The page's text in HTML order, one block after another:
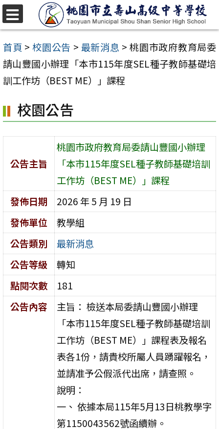
跳
至
主
要
內
區
首頁 > 校園公告 > 最新消息 > 桃園市政府教育局委
請山豐國小辦理「本市115年度SEL種子教師基礎培
訓工作坊（BEST ME）」課程
校園公告
公告主旨
桃園市政府教育局委請山豐國小辦理
「本市115年度SEL種子教師基礎培訓
工作坊（BEST ME）」課程
發佈日期
2026 年 5 月 19 日
發佈單位
教學組
公告類別
最新消息
公告等級
轉知
點閱次數
181
公告內容
主旨： 檢送本局委請山豐國小辦理
「本市115年度SEL種子教師基礎培訓
工作坊（BEST ME）」課程表及報名
表各1份，請貴校所屬人員踴躍報名，
並請准予公假派代出席，請查照。
說明：
一、 依據本局115年5月13日桃教學字
第1150043562號函續辦。
選
單